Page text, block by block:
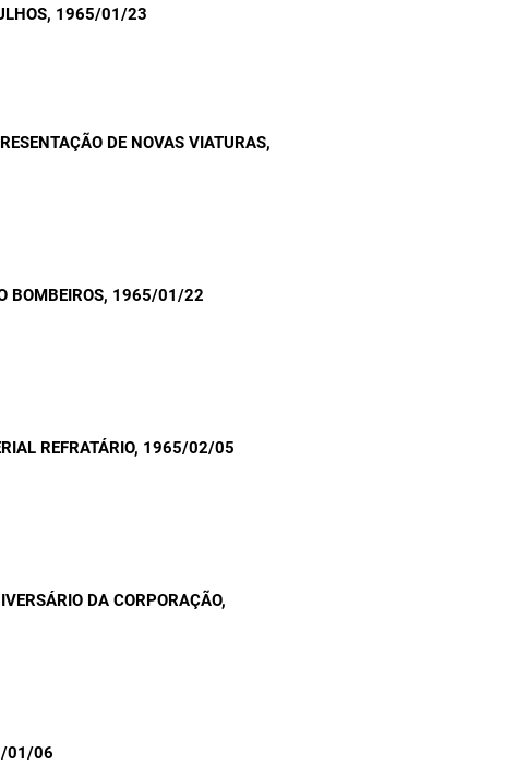
, 1965/01/23
DE NOVAS VIATURAS,
BOMBEIROS, 1965/01/22
REFRATÁRIO, 1965/02/05
DA CORPORAÇÃO,
01/06